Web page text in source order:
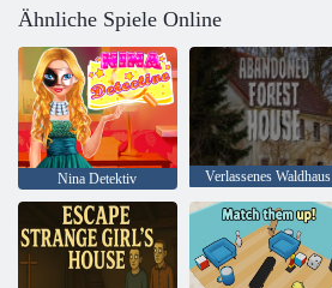
Ähnliche Spiele Online
Nina Detektiv Verlassenes Waldhaus